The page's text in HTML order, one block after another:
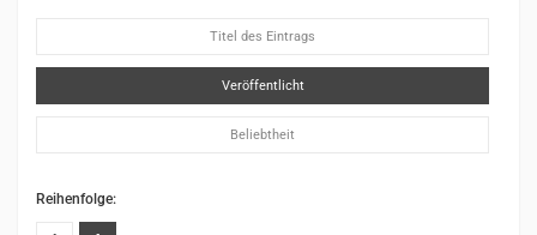
Titel des Eintrags
Veröffentlicht
Beliebtheit
Reihenfolge: